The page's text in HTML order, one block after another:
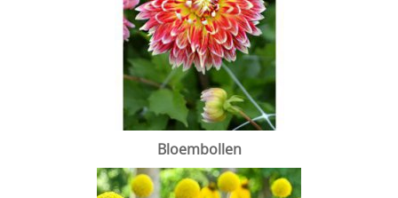
Bloembollen